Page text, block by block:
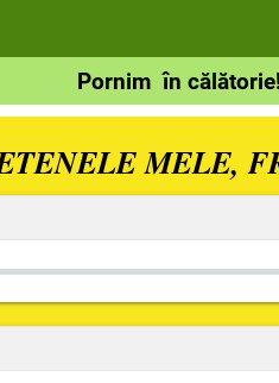
Pornim în călătorie!
MELE,